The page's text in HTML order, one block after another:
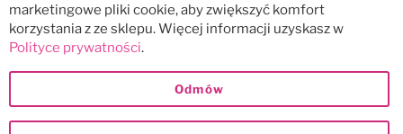
marketingowe pliki cookie, aby zwiększyć komfort
korzystania z ze sklepu. Więcej informacji uzyskasz w
Polityce prywatności.
Odmów